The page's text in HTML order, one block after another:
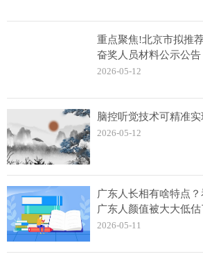
重点聚焦!北京市拟推
奋奖人员材料公示公告
2026-05-12
脑控听觉技术可精准实
2026-05-12
广东人长相有啥特点
广东人颜值被大大低估
2026-05-11